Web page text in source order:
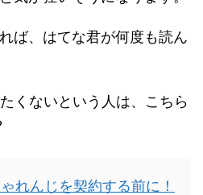
ば、はてな君が何度も読ん
くないという人は、こちら
れんじを契約する前に！